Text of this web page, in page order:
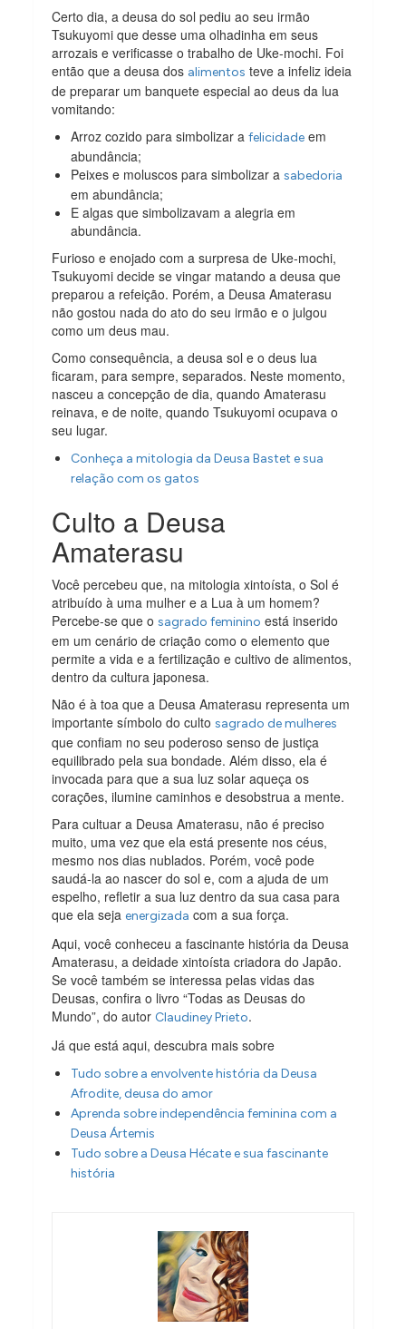
Certo dia, a deusa do sol pediu ao seu irmão
Tsukuyomi que desse uma olhadinha em seus
arrozais e verificasse o trabalho de Uke-mochi. Foi
então que a deusa dos alimentos teve a infeliz ideia
de preparar um banquete especial ao deus da lua
vomitando:
Arroz cozido para simbolizar afelicidade em
abundância;
Peixes e moluscos para simbolizar asabedoria
em abundância;
E algas que simbolizavam a alegria em
abundância.
Furioso e enojado com a surpresa de Uke-mochi,
Tsukuyomi decide se vingar matando a deusa que
preparou a refeição. Porém, a Deusa Amaterasu
não gostou nada do ato do seu irmão e o julgou
como um deus mau.
Como consequência, a deusa sol e o deus lua
ficaram, para sempre, separados. Neste momento,
nasceu a concepção de dia, quando Amaterasu
reinava, e de noite, quando Tsukuyomi ocupava o
seu lugar.
Conheça a mitologia da Deusa Bastet e sua
relação com os gatos
Culto a Deusa
Amaterasu
Você percebeu que, na mitologia xintoísta, o Sol é
atribuído à uma mulher e a Lua à um homem?
Percebe-se que osagrado feminino está inserido
em um cenário de criação como o elemento que
permite a vida e a fertilização e cultivo de alimentos,
dentro da cultura japonesa.
Não é à toa que a Deusa Amaterasu representa um
importante símbolo do cultosagrado de mulheres
que confiam no seu poderoso senso de justiça
equilibrado pela sua bondade. Além disso, ela é
invocada para que a sua luz solar aqueça os
corações, ilumine caminhos e desobstrua a mente.
Para cultuar a Deusa Amaterasu, não é preciso
muito, uma vez que ela está presente nos céus,
mesmo nos dias nublados. Porém, você pode
saudá-la ao nascer do sol e, com a ajuda de um
espelho, refletir a sua luz dentro da sua casa para
que ela sejaenergizada com a sua força.
Aqui, você conheceu a fascinante história da Deusa
Amaterasu, a deidade xintoísta criadora do Japão.
Se você também se interessa pelas vidas das
Deusas, confira o livro “Todas as Deusas do
Mundo”, do autor Claudiney Prieto.
Já que está aqui, descubra mais sobre
Tudo sobre a envolvente história da Deusa
Afrodite, deusa do amor
Aprenda sobre independência feminina com a
Deusa Ártemis
Tudo sobre a Deusa Hécate e sua fascinante
história